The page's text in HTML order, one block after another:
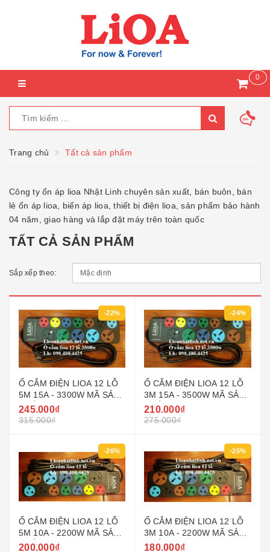
0
Trang chủ Tất cả sản phẩm
Công ty ổn áp lioa Nhật Linh chuyên sản xuất, bán buôn, bán
lẻ ổn áp lioa, biến áp lioa, thiết bị điện lioa, sản phẩm bảo hành
04 năm, giao hàng và lắp đặt máy trên toàn quốc
TẤT CẢ SẢN PHẨM
Sắp xếp theo:
-22%
Ổ CẮM ĐIỆN LIOA 12 LỖ
5M 15A - 3300W MÃ SẢN
PHẨM 5D7SN15A5.2
245.000₫
315.000₫
-24%
Ổ CẮM ĐIỆN LIOA 12 LỖ
3M 15A - 3500W MÃ SẢN
PHẨM 5D7SN15A3.2
210.000₫
275.000₫
-26%
Ổ CẮM ĐIỆN LIOA 12 LỖ
5M 10A - 2200W MÃ SẢN
PHẨM 5D7SN5.2
200.000₫
-25%
Ổ CẮM ĐIỆN LIOA 12 LỖ
3M 10A - 2200W MÃ SẢN
PHẨM 5D7SN3.2
180.000₫